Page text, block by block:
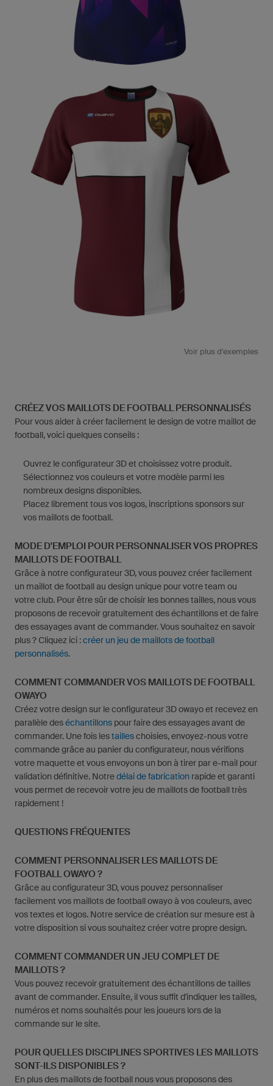
Voir plus d'exemples
CRÉEZ VOS MAILLOTS DE FOOTBALL PERSONNALISÉS
Pour vous aider à créer facilement le design de votre maillot de
football, voici quelques conseils :
Ouvrez le configurateur 3D et choisissez votre produit.
Sélectionnez vos couleurs et votre modèle parmi les
nombreux designs disponibles.
Placez librement tous vos logos, inscriptions sponsors sur
vos maillots de football.
MODE D'EMPLOI POUR PERSONNALISER VOS PROPRES
MAILLOTS DE FOOTBALL
Grâce à notre configurateur 3D, vous pouvez créer facilement
un maillot de football au design unique pour votre team ou
votre club. Pour être sûr de choisir les bonnes tailles, nous vous
proposons de recevoir gratuitement des échantillons et de faire
des essayages avant de commander. Vous souhaitez en savoir
plus ? Cliquez ici :créer un jeu de maillots de football
personnalisés.
COMMENT COMMANDER VOS MAILLOTS DE FOOTBALL
OWAYO
Créez votre design sur le configurateur 3D owayo et recevez en
parallèle deséchantillons pour faire des essayages avant de
commander. Une fois lestailleschoisies, envoyez-nous votre
commande grâce au panier du configurateur, nous vérifions
votre maquette et vous envoyons un bon à tirer par e-mail pour
validation définitive. Notredélai de fabrication rapide et garanti
vous permet de recevoir votre jeu de maillots de football très
rapidement !
QUESTIONS FRÉQUENTES
COMMENT PERSONNALISER LES MAILLOTS DE
FOOTBALL OWAYO ?
Grâce au configurateur 3D, vous pouvez personnaliser
facilement vos maillots de football owayo à vos couleurs, avec
vos textes et logos. Notre service de création sur mesure est à
votre disposition si vous souhaitez créer votre propre design.
COMMENT COMMANDER UN JEU COMPLET DE
MAILLOTS ?
Vous pouvez recevoir gratuitement des échantillons de tailles
avant de commander. Ensuite, il vous suffit d'indiquer les tailles,
numéros et noms souhaités pour les joueurs lors de la
commande sur le site.
POUR QUELLES DISCIPLINES SPORTIVES LES MAILLOTS
SONT-ILS DISPONIBLES ?
En plus des maillots de football nous vous proposons des